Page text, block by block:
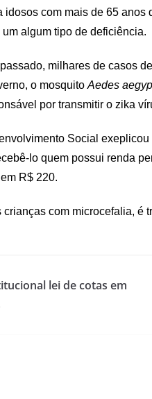
idosos com mais de 65
algum tipo de deficiência.
milhares de casos
o mosquito Aedes
por transmitir o zika
Social
lo quem possui renda
R$ 220.
crianças com microcefalia, é
lei de cotas em